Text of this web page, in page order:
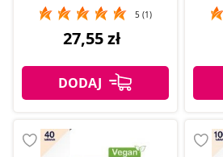
5 (1)
27,55 zł